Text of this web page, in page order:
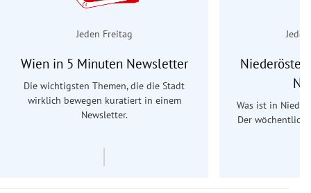
Jeden Freitag
Wien in 5 Minuten Newsletter
Die wichtigsten Themen, die die Stadt
wirklich bewegen kuratiert in einem
Newsletter.
Was ist in
Der